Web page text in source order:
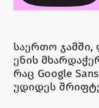
საერთო
ენის
რაც Google
უდიდეს